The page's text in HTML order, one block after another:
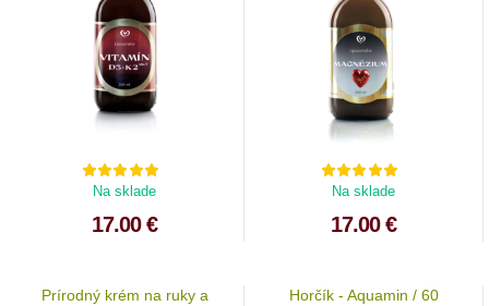
Na sklade
17.00 €
Na sklade
17.00 €
Prírodný krém na ruky a
Horčík - Aquamin / 60